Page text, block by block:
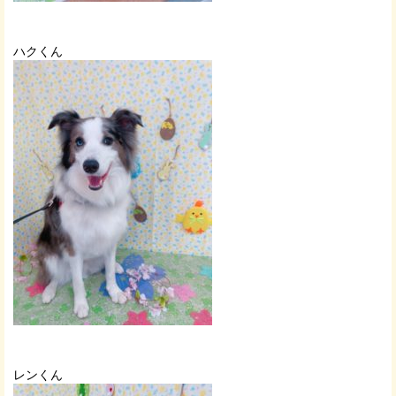
ハクくん
レンくん